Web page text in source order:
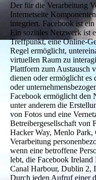
Der für die Verarbeitung
Internetseite
integriert. Facebook ist
Ein soziales Netzwerk ist
Treffpunkt, eine Online-
Regel ermöglicht,
virtuellen Raum zu
Plattform zum Austausch
dienen oder ermöglicht es
oder
Facebook ermöglicht den
unter anderem die
von Fotos und eine
Betreibergesellschaft von
Hacker Way, Menlo
Verarbeitung
wenn eine betroffene
lebt, die Facebook
Canal Harbour, Dublin 2,
Durch jeden Aufruf einer